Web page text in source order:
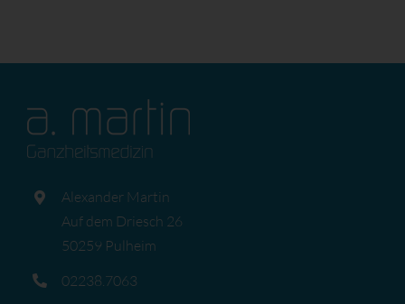
Alexander Martin
Auf dem Driesch 26
50259 Pulheim
02238.7063